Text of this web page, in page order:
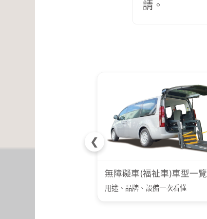
請。
❮
無障礙車(福祉車)車型一覽
用途、品牌、設備一次看懂